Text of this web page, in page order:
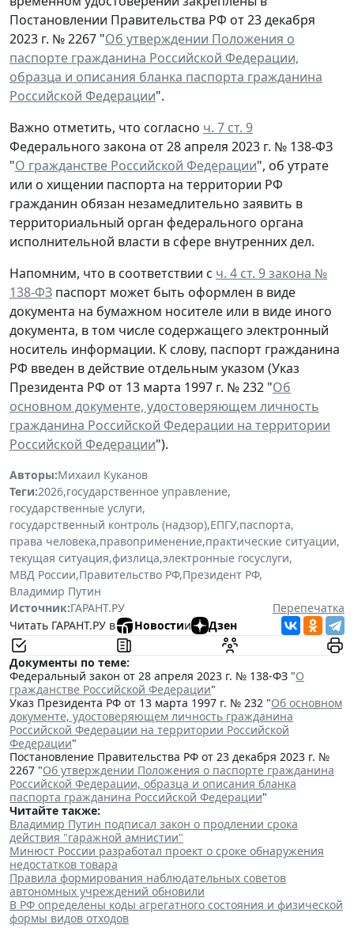
Постановлении Правительства РФ от 23 декабря
2023 г. № 2267 "Об утверждении Положения о
паспорте гражданина Российской Федерации,
образца и описания бланка паспорта гражданина
Российской Федерации".
Важно отметить, что согласно ч. 7 ст. 9
Федерального закона от 28 апреля 2023 г. № 138-ФЗ
"О гражданстве Российской Федерации", об утрате
или о хищении паспорта на территории РФ
гражданин обязан незамедлительно заявить в
территориальный орган федерального органа
исполнительной власти в сфере внутренних дел.
Напомним, что в соответствии с ч. 4 ст. 9 закона №
138-ФЗ паспорт может быть оформлен в виде
документа на бумажном носителе или в виде иного
документа, в том числе содержащего электронный
носитель информации. К слову, паспорт гражданина
РФ введен в действие отдельным указом (Указ
Президента РФ от 13 марта 1997 г. № 232 "Об
основном документе, удостоверяющем личность
гражданина Российской Федерации на территории
Российской Федерации").
Авторы:Михаил Куканов
Теги:2026,государственное управление,
государственные услуги,
государственный контроль (надзор),ЕПГУ,паспорта,
права человека,правоприменение,практические ситуации,
текущая ситуация,физлица,электронные госуслуги,
МВД России,Правительство РФ,Президент РФ,
Владимир Путин
Источник:ГАРАНТ.РУ
Перепечатка
Читать ГАРАНТ.РУ в
Новостии Дзен
Документы по теме:
Федеральный закон от 28 апреля 2023 г. № 138-ФЗ "О
гражданстве Российской Федерации"
Указ Президента РФ от 13 марта 1997 г. № 232 "Об основном
документе, удостоверяющем личность гражданина
Российской Федерации на территории Российской
Федерации"
Постановление Правительства РФ от 23 декабря 2023 г. №
2267 "Об утверждении Положения о паспорте гражданина
Российской Федерации, образца и описания бланка
паспорта гражданина Российской Федерации"
Читайте также:
Владимир Путин подписал закон о продлении срока
действия "гаражной амнистии"
Минюст России разработал проект о сроке обнаружения
недостатков товара
Правила формирования наблюдательных советов
автономных учреждений обновили
В РФ определены коды агрегатного состояния и физической
формы видов отходов